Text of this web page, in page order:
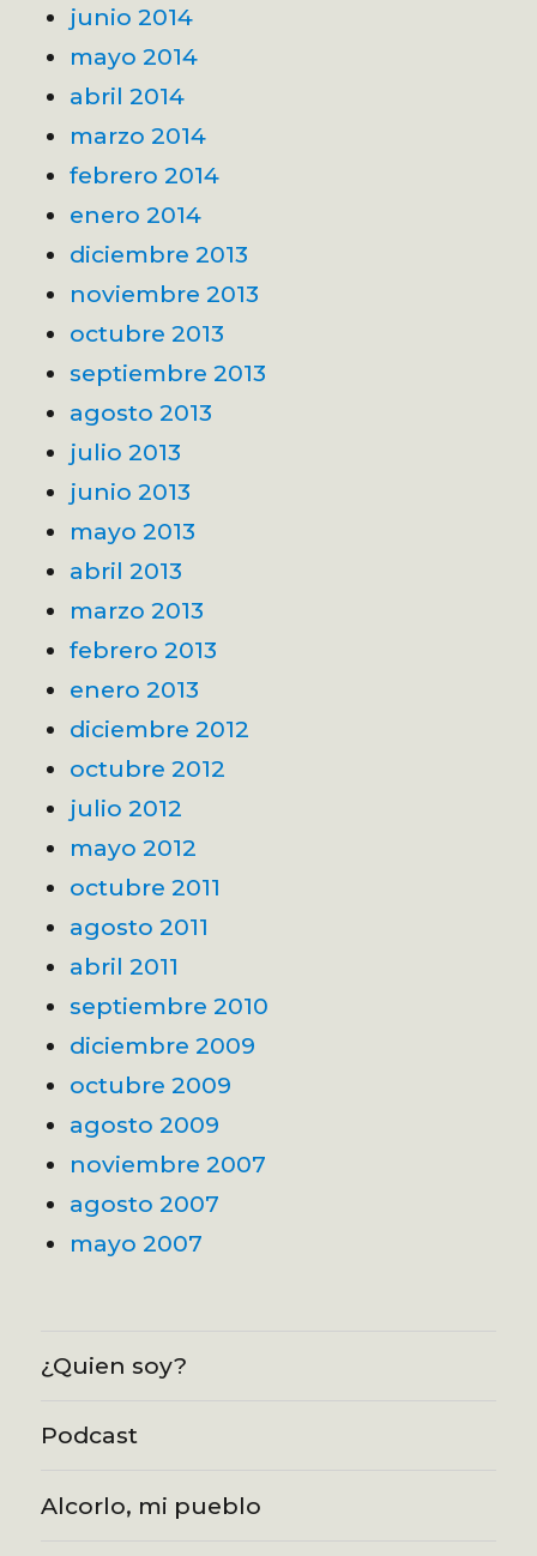
junio 2014
mayo 2014
abril 2014
marzo 2014
febrero 2014
enero 2014
diciembre 2013
noviembre 2013
octubre 2013
septiembre 2013
agosto 2013
julio 2013
junio 2013
mayo 2013
abril 2013
marzo 2013
febrero 2013
enero 2013
diciembre 2012
octubre 2012
julio 2012
mayo 2012
octubre 2011
agosto 2011
abril 2011
septiembre 2010
diciembre 2009
octubre 2009
agosto 2009
noviembre 2007
agosto 2007
mayo 2007
¿Quien soy?
Podcast
Alcorlo, mi pueblo